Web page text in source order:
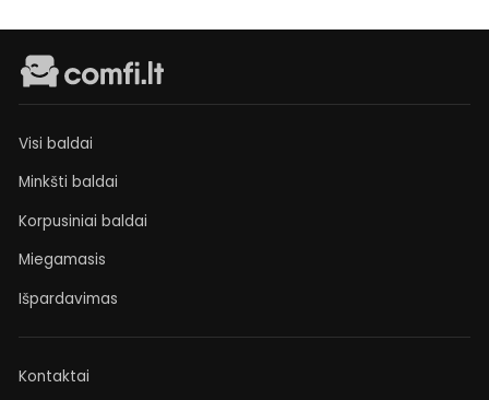
Visi baldai
Minkšti baldai
Korpusiniai baldai
Miegamasis
Išpardavimas
Kontaktai